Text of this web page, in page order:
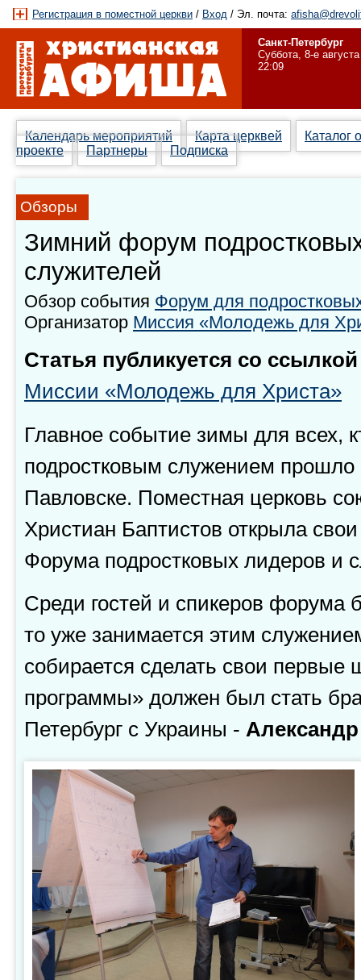
Регистрация в поместной церкви / Вход / Эл. почта:
Санкт-Петербург
Суббота, 8-е августа
22:09
Календарь мероприятий Карта церквей
Каталог
проекте
Партнеры Подписка
Обзоры
Зимний форум
служителей
Обзор события Форум для
Организатор Миссия «Молодежь для
Статья публикуется со
Миссии «Молодежь для Христа»
Главное событие зимы для всех,
подростковым служением прошло
Павловске. Поместная церковь
Христиан Баптистов открыла
Форума подростковых лидеров и
Среди гостей и спикеров
то уже занимается этим
собирается сделать свои первые
программы» должен был стать
Петербург с Украины -